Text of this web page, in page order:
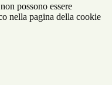
possono essere
nella pagina della cookie